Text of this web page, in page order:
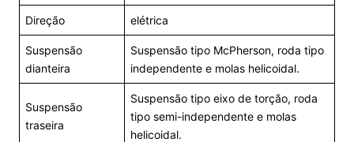
Direção elétrica
Suspensão
dianteira
Suspensão tipo McPherson, roda tipo
independente e molas helicoidal.
Suspensão
traseira
Suspensão tipo eixo de torção, roda
tipo semi-independente e molas
helicoidal.